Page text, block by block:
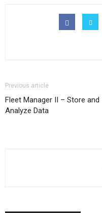
Previous article
Fleet Manager II – Store and
Analyze Data